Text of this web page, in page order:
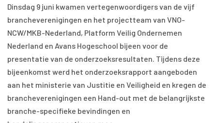
Dinsdag 9 juni kwamen vertegenwoordigers van de vijf
brancheverenigingen en het projectteam van VNO-
NCW/MKB-Nederland, Platform Veilig Ondernemen
Nederland en Avans Hogeschool bijeen voor de
presentatie van de onderzoeksresultaten. Tijdens deze
bijeenkomst werd het onderzoeksrapport aangeboden
aan het ministerie van Justitie en Veiligheid en kregen de
brancheverenigingen een Hand-out met de belangrijkste
branche-specifieke bevindingen en